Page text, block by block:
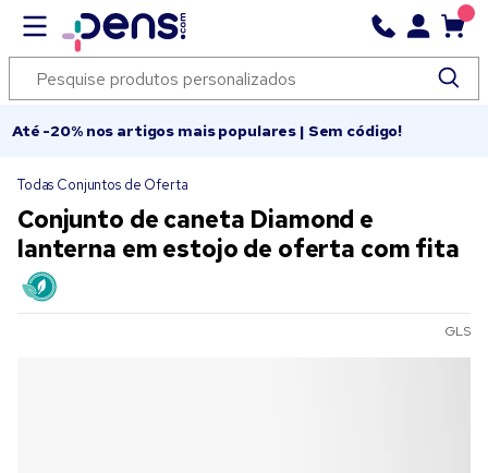
Até -20% nos artigos mais populares | Sem código!
Todas Conjuntos de Oferta
Conjunto de caneta Diamond e
lanterna em estojo de oferta com fita
GLS